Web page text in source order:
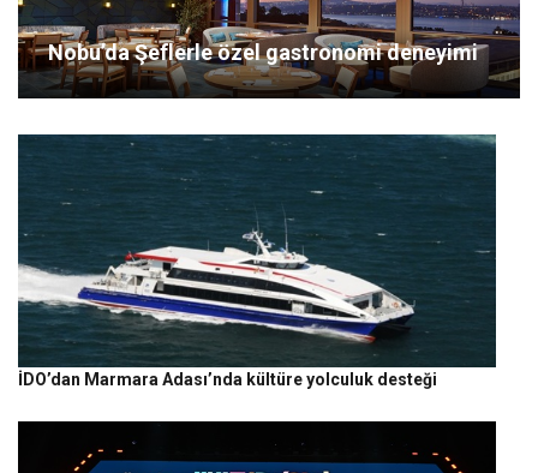
Nobu’da Şeflerle özel gastronomi deneyimi
İDO’dan Marmara Adası’nda kültüre yolculuk desteği